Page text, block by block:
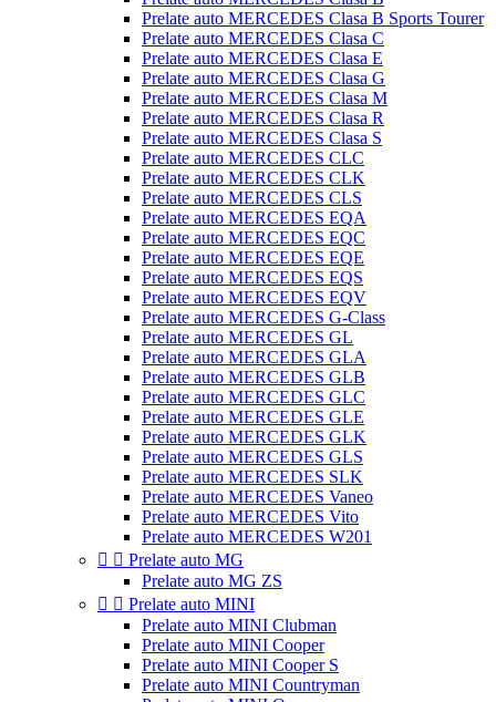
Prelate auto MERCEDES Clasa B Sports Tourer
Prelate auto MERCEDES Clasa C
Prelate auto MERCEDES Clasa E
Prelate auto MERCEDES Clasa G
Prelate auto MERCEDES Clasa M
Prelate auto MERCEDES Clasa R
Prelate auto MERCEDES Clasa S
Prelate auto MERCEDES CLC
Prelate auto MERCEDES CLK
Prelate auto MERCEDES CLS
Prelate auto MERCEDES EQA
Prelate auto MERCEDES EQC
Prelate auto MERCEDES EQE
Prelate auto MERCEDES EQS
Prelate auto MERCEDES EQV
Prelate auto MERCEDES G-Class
Prelate auto MERCEDES GL
Prelate auto MERCEDES GLA
Prelate auto MERCEDES GLB
Prelate auto MERCEDES GLC
Prelate auto MERCEDES GLE
Prelate auto MERCEDES GLK
Prelate auto MERCEDES GLS
Prelate auto MERCEDES SLK
Prelate auto MERCEDES Vaneo
Prelate auto MERCEDES Vito
Prelate auto MERCEDES W201
  Prelate auto MG
Prelate auto MG ZS
  Prelate auto MINI
Prelate auto MINI Clubman
Prelate auto MINI Cooper
Prelate auto MINI Cooper S
Prelate auto MINI Countryman